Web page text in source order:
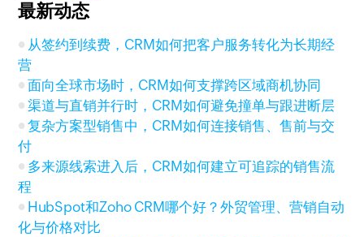
最新动态
从签约到续费，CRM如何把客户服务转化为长期经
营
面向全球市场时，CRM如何支撑跨区域商机协同
渠道与直销并行时，CRM如何避免撞单与跟进断层
复杂方案型销售中，CRM如何连接销售、售前与交
付
多来源线索进入后，CRM如何建立可追踪的销售流
程
HubSpot和Zoho CRM哪个好？外贸管理、营销自动
化与价格对比